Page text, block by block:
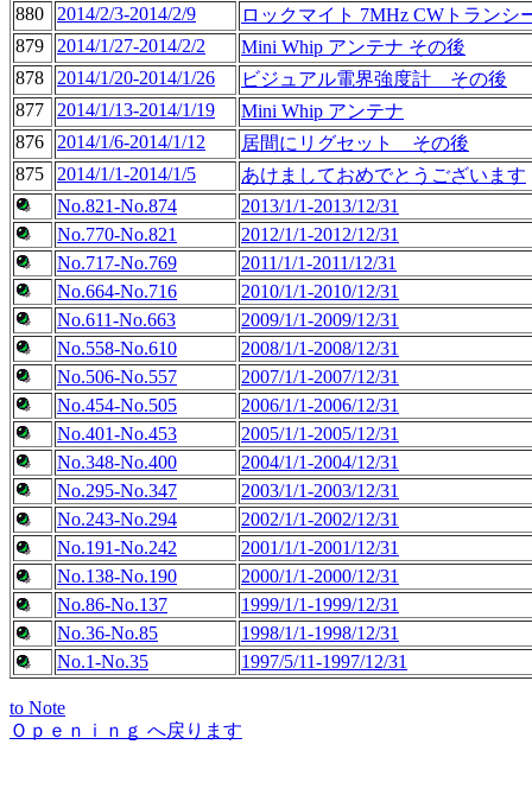
880
2014/2/3-2014/2/9
ロックマイト 7MHz CWトラン
879
2014/1/27-2014/2/2
Mini Whip アンテナ その後
878
2014/1/20-2014/1/26
ビジュアル電界強度計 その後
877
2014/1/13-2014/1/19
Mini Whip アンテナ
876
2014/1/6-2014/1/12
居間にリグセット その後
875
2014/1/1-2014/1/5
あけましておめでとうございます
No.821-No.874
2013/1/1-2013/12/31
No.770-No.821
2012/1/1-2012/12/31
No.717-No.769
2011/1/1-2011/12/31
No.664-No.716
2010/1/1-2010/12/31
No.611-No.663
2009/1/1-2009/12/31
No.558-No.610
2008/1/1-2008/12/31
No.506-No.557
2007/1/1-2007/12/31
No.454-No.505
2006/1/1-2006/12/31
No.401-No.453
2005/1/1-2005/12/31
No.348-No.400
2004/1/1-2004/12/31
No.295-No.347
2003/1/1-2003/12/31
No.243-No.294
2002/1/1-2002/12/31
No.191-No.242
2001/1/1-2001/12/31
No.138-No.190
2000/1/1-2000/12/31
No.86-No.137
1999/1/1-1999/12/31
No.36-No.85
1998/1/1-1998/12/31
No.1-No.35
1997/5/11-1997/12/31
to Note
Ｏｐｅｎｉｎｇ へ戻ります